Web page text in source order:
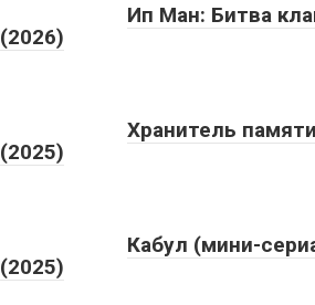
Ип Ман: Битва
(2026)
Хранитель памяти
(2025)
Кабул (мини-
(2025)